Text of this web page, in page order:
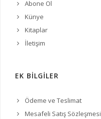
Abone Ol
Künye
Kitaplar
İletişim
EK BİLGİLER
Ödeme ve Teslimat
Mesafeli Satış Sözleşmesi